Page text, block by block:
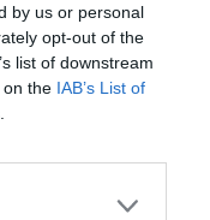
by us or personal
opt-out of the
list of downstream
on the IAB’s List of
se